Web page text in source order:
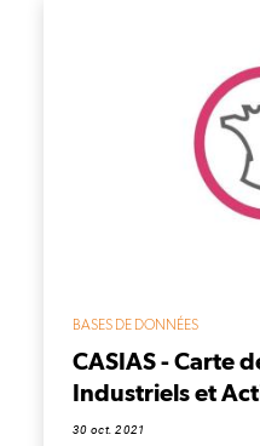
BASES DE DONNÉES
CASIAS - Carte
Industriels et
30 oct. 2021